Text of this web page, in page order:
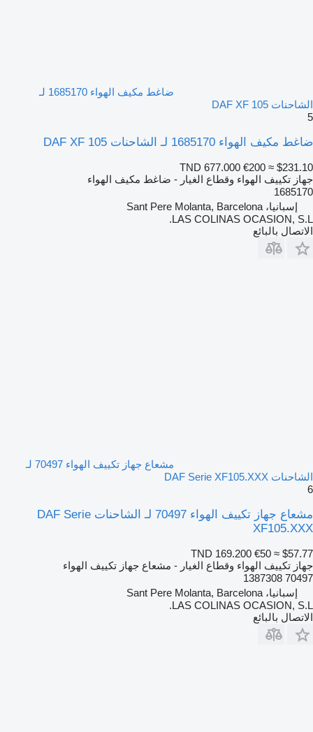
ضاغط مكيف الهواء 1685170 لـ
الشاحنات DAF XF 105
5
ضاغط مكيف الهواء 1685170 لـ الشاحنات DAF XF 105
TND 677.000 €200 ≈ $231.10
جهاز تكييف الهواء وقطاع الغيار - ضاغط مكيف الهواء
1685170
إسبانيا، Sant Pere Molanta, Barcelona
LAS COLINAS OCASION, S.L.
الاتصال بالبائع
مشعاع جهاز تكييف الهواء 70497 لـ
الشاحنات DAF Serie XF105.XXX
6
مشعاع جهاز تكييف الهواء 70497 لـ الشاحنات DAF Serie
XF105.XXX
TND 169.200 €50 ≈ $57.77
جهاز تكييف الهواء وقطاع الغيار - مشعاع جهاز تكييف الهواء
70497 1387308
إسبانيا، Sant Pere Molanta, Barcelona
LAS COLINAS OCASION, S.L.
الاتصال بالبائع